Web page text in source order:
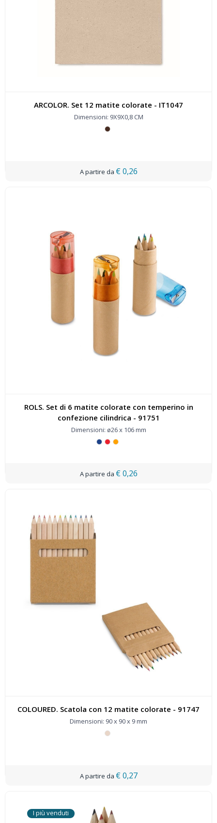
ARCOLOR. Set 12 matite colorate - IT1047
Dimensioni: 9X9X0,8 CM
€ 0,26
ROLS. Set di 6 matite colorate con temperino in
confezione cilindrica - 91751
Dimensioni: ø26 x 106 mm
€ 0,26
COLOURED. Scatola con 12 matite colorate - 91747
Dimensioni: 90 x 90 x 9 mm
€ 0,27
I più venduti